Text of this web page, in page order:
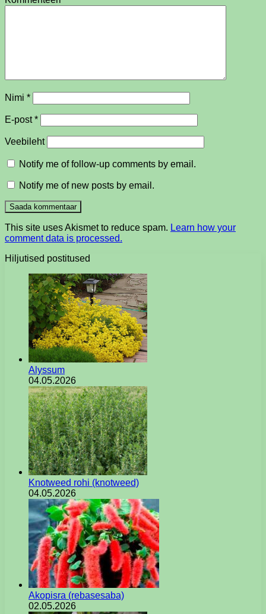
Nimi *
E-post*
Veebileht
Notify me of follow-up comments by email.
Notify me of new posts by email.
This site uses Akismet to reduce spam. Learn how your
comment data is processed.
Hiljutised postitused
Alyssum
04.05.2026
Knotweed rohi (knotweed)
04.05.2026
Akopisra (rebasesaba)
02.05.2026